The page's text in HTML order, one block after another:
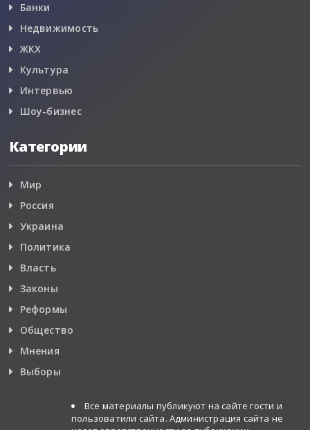
Банки
Недвижимость
ЖКХ
Культура
Интервью
Шоу-бизнес
Категории
Мир
Россия
Украина
Политика
Власть
Законы
Реформы
Общество
Мнения
Выборы
Все материалы публикуют на сайте гости и
пользоватили сайта. Администрация сайта не